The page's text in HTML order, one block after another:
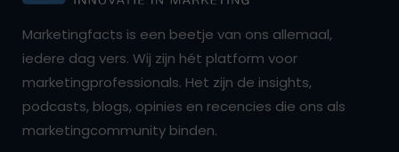
Marketingfacts is een beetje van ons allemaal,
iedere dag vers. Wij zijn hét platform voor
marketingprofessionals. Het zijn de insights,
podcasts, blogs, opinies en recencies die ons als
marketingcommunity binden.